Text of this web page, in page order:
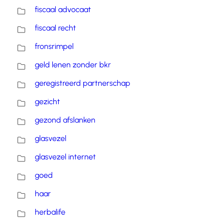
fiscaal advocaat
fiscaal recht
fronsrimpel
geld lenen zonder bkr
geregistreerd partnerschap
gezicht
gezond afslanken
glasvezel
glasvezel internet
goed
haar
herbalife